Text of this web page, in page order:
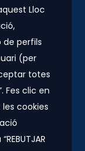
Lloc
de perfils
(per
totes
Fes clic en
cookies